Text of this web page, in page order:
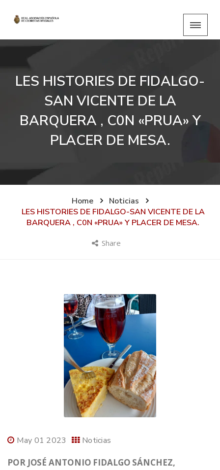
LES HISTORIES DE FIDALGO-
SAN VICENTE DE LA
BARQUERA , C0N «PRUA» Y
PLACER DE MESA.
Home
Noticias
LES HISTORIES DE FIDALGO-SAN VICENTE DE LA
BARQUERA , C0N «PRUA» Y PLACER DE MESA.
Share
May 01 2023 Noticias
POR JOSÉ ANTONIO FIDALGO SÁNCHEZ,